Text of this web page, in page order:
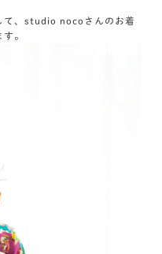
て、studio nocoさんのお着
。